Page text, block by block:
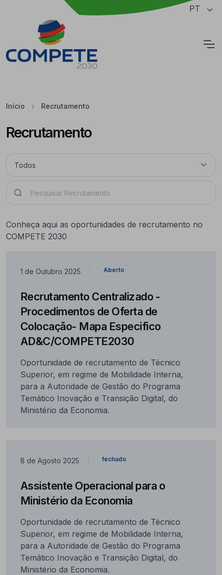
Saltar para o conteúdo principal da página PT
Início Recrutamento
Recrutamento
Conheça aqui as oportunidades de recrutamento no
COMPETE 2030
1 de Outubro 2025 Aberto
Recrutamento Centralizado -
Procedimentos de Oferta de
Colocação- Mapa Especifico
AD&C/COMPETE2030
Oportunidade de recrutamento de Técnico
Superior, em regime de Mobilidade Interna,
para a Autoridade de Gestão do Programa
Temático Inovação e Transição Digital, do
Ministério da Economia.
8 de Agosto 2025 fechado
Assistente Operacional para o
Ministério da Economia
Oportunidade de recrutamento de Técnico
Superior, em regime de Mobilidade Interna,
para a Autoridade de Gestão do Programa
Temático Inovação e Transição Digital, do
Ministério da Economia.